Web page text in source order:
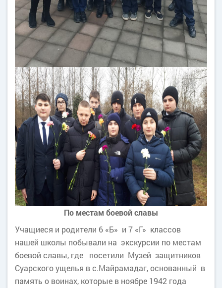
По местам боевой славы
Учащиеся и родители 6 «Б» и 7 «Г» классов
нашей школы побывали на экскурсии по местам
боевой славы, где посетили Музей защитников
Суарского ущелья в с.Майрамадаг, основанный в
память о воинах, которые в ноябре 1942 года